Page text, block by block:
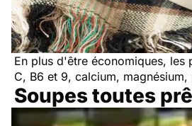
En plus d'être économiques, les
C, B6 et 9, calcium,
Soupes toutes